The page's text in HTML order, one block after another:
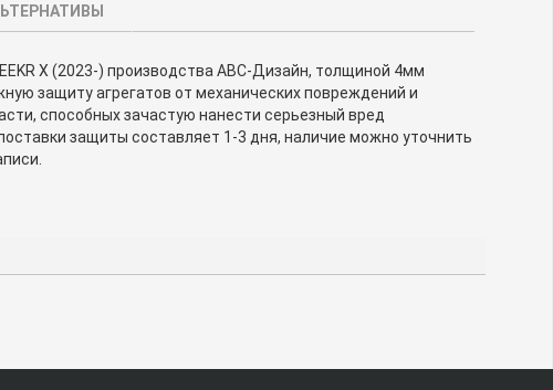
Х (2023-) производства АВС-Дизайн, толщиной 4мм
защиту агрегатов от механических повреждений и
способных зачастую нанести серьезный вред
защиты составляет 1-3 дня, наличие можно уточнить